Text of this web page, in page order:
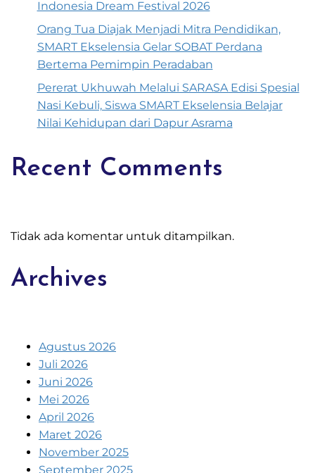
Indonesia Dream Festival 2026
Orang Tua Diajak Menjadi Mitra Pendidikan,
SMART Ekselensia Gelar SOBAT Perdana
Bertema Pemimpin Peradaban
Pererat Ukhuwah Melalui SARASA Edisi Spesial
Nasi Kebuli, Siswa SMART Ekselensia Belajar
Nilai Kehidupan dari Dapur Asrama
Recent Comments
Tidak ada komentar untuk ditampilkan.
Archives
Agustus 2026
Juli 2026
Juni 2026
Mei 2026
April 2026
Maret 2026
November 2025
September 2025